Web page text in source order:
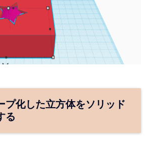
プ化した立方体をソリッド
る